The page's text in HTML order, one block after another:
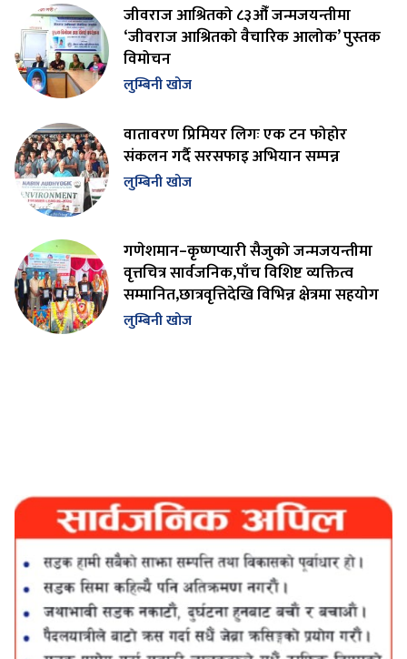
जीवराज आश्रितको ८३औँ जन्मजयन्तीमा
‘जीवराज आश्रितको वैचारिक आलोक’ पुस्तक
विमोचन
लुम्बिनी खोज
वातावरण प्रिमियर लिगः एक टन फोहोर
संकलन गर्दै सरसफाइ अभियान सम्पन्न
लुम्बिनी खोज
गणेशमान–कृष्णप्यारी सैजुको जन्मजयन्तीमा
वृत्तचित्र सार्वजनिक,पाँच विशिष्ट व्यक्तित्व
सम्मानित,छात्रवृत्तिदेखि विभिन्न क्षेत्रमा सहयोग
लुम्बिनी खोज